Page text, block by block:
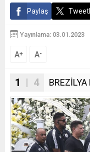
Paylaş
Yayınlama: 03.01.2023
A+ A-
1 | 4 BREZİLYA